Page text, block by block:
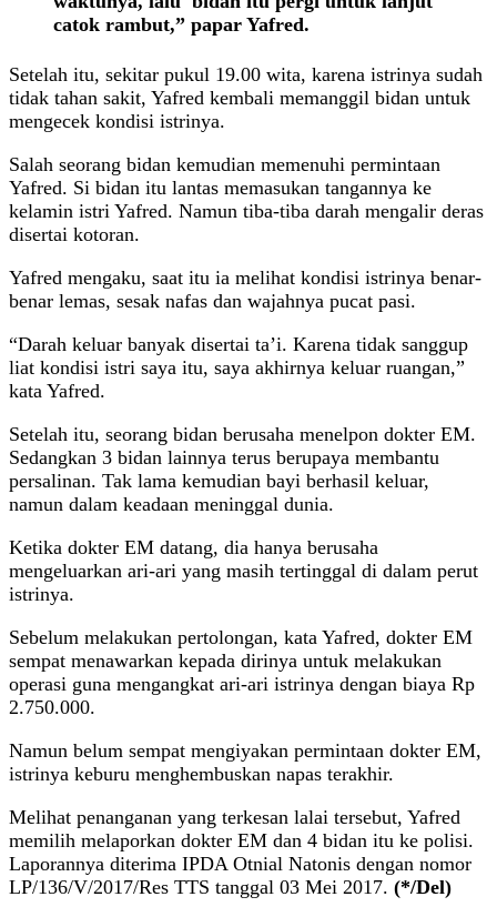
catok rambut,” papar Yafred.
Setelah itu, sekitar pukul 19.00 wita, karena istrinya sudah
tidak tahan sakit, Yafred kembali memanggil bidan untuk
mengecek kondisi istrinya.
Salah seorang bidan kemudian memenuhi permintaan
Yafred. Si bidan itu lantas memasukan tangannya ke
kelamin istri Yafred. Namun tiba-tiba darah mengalir deras
disertai kotoran.
Yafred mengaku, saat itu ia melihat kondisi istrinya benar-
benar lemas, sesak nafas dan wajahnya pucat pasi.
“Darah keluar banyak disertai ta’i. Karena tidak sanggup
liat kondisi istri saya itu, saya akhirnya keluar ruangan,”
kata Yafred.
Setelah itu, seorang bidan berusaha menelpon dokter EM.
Sedangkan 3 bidan lainnya terus berupaya membantu
persalinan. Tak lama kemudian bayi berhasil keluar,
namun dalam keadaan meninggal dunia.
Ketika dokter EM datang, dia hanya berusaha
mengeluarkan ari-ari yang masih tertinggal di dalam perut
istrinya.
Sebelum melakukan pertolongan, kata Yafred, dokter EM
sempat menawarkan kepada dirinya untuk melakukan
operasi guna mengangkat ari-ari istrinya dengan biaya Rp
2.750.000.
Namun belum sempat mengiyakan permintaan dokter EM,
istrinya keburu menghembuskan napas terakhir.
Melihat penanganan yang terkesan lalai tersebut, Yafred
memilih melaporkan dokter EM dan 4 bidan itu ke polisi.
Laporannya diterima IPDA Otnial Natonis dengan nomor
LP/136/V/2017/Res TTS tanggal 03 Mei 2017. (*/Del)